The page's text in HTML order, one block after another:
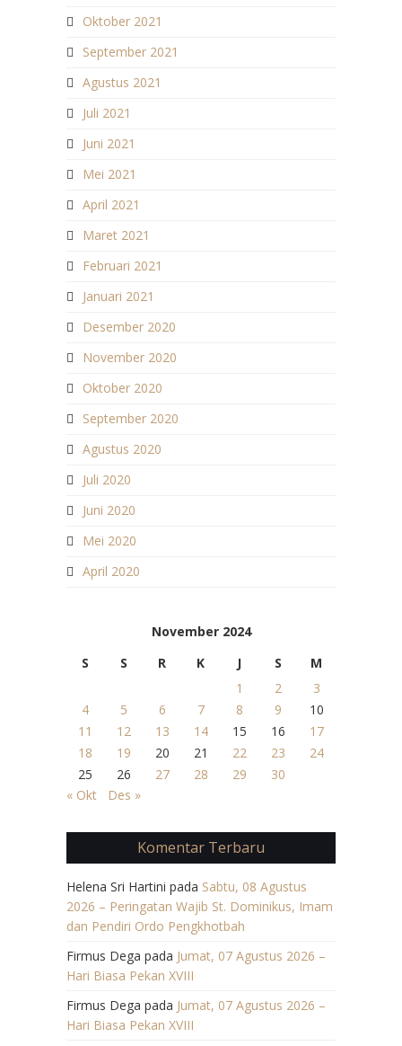
Oktober 2021
September 2021
Agustus 2021
Juli 2021
Juni 2021
Mei 2021
April 2021
Maret 2021
Februari 2021
Januari 2021
Desember 2020
November 2020
Oktober 2020
September 2020
Agustus 2020
Juli 2020
Juni 2020
Mei 2020
April 2020
November 2024
S
S R K J S
M
1
2
3
4
5 6 7 8 9
10
11
12 13 14 15 16
17
18
19 20 21 22 23
24
25
26 27 28 29
30
« Okt
Des »
Komentar Terbaru
Helena Sri Hartini pada Sabtu, 08 Agustus
2026 – Peringatan Wajib St. Dominikus, Imam
dan Pendiri Ordo Pengkhotbah
Firmus Dega pada Jumat, 07 Agustus 2026 –
Hari Biasa Pekan XVIII
Firmus Dega pada Jumat, 07 Agustus 2026 –
Hari Biasa Pekan XVIII